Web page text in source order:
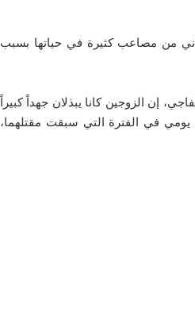
من مصاعب كثيرة في حياتها بسبب
إن الزوجين كانا يبذلان جهداً كبيراً
يومي في الفترة التي سبقت مقتلهما،